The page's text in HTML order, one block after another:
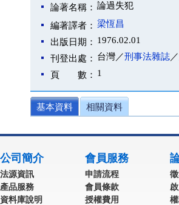
論著名稱： 論過失犯
編著譯者： 梁恆昌
出版日期： 1976.02.01
刊登出處： 台灣／刑事法雜誌／
頁 數： 1
基本資料 相關資料
公司簡介
法源資訊
產品服務
資料庫說明
會員服務
申請流程
會員條款
授權費用